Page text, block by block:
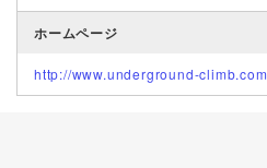
ホームページ
http://www.underground-climb.com